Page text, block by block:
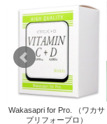
Wakasapri for Pro. （ワカサ
プリフォープロ）